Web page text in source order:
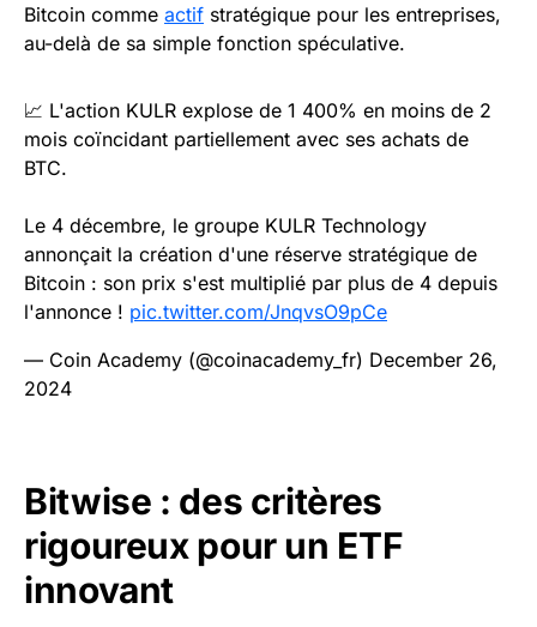
Bitcoin comme actif stratégique pour les entreprises,
au-delà de sa simple fonction spéculative.
📈 L'action KULR explose de 1 400% en moins de 2
mois coïncidant partiellement avec ses achats de
BTC.
Le 4 décembre, le groupe KULR Technology
annonçait la création d'une réserve stratégique de
Bitcoin : son prix s'est multiplié par plus de 4 depuis
l'annonce ! pic.twitter.com/JnqvsO9pCe
— Coin Academy (@coinacademy_fr) December 26,
2024
Bitwise : des critères
rigoureux pour un ETF
innovant